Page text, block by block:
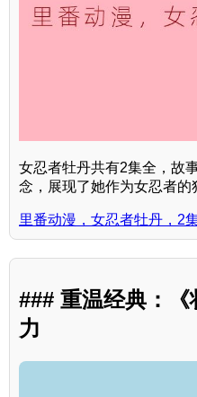
女忍者牡丹共有2集全，故
念，展现了她作为女忍者的
里番动漫，女忍者牡丹，2
### 重温经典：
力